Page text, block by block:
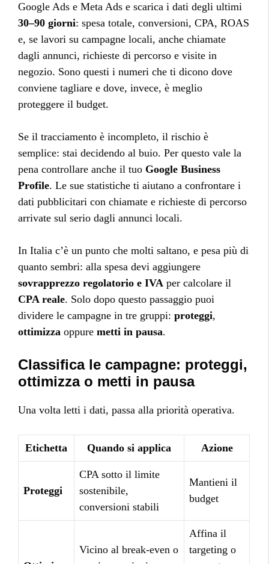
Google Ads e Meta Ads e scarica i dati degli ultimi
30–90 giorni: spesa totale, conversioni, CPA, ROAS
e, se lavori su campagne locali, anche chiamate
dagli annunci, richieste di percorso e visite in
negozio. Sono questi i numeri che ti dicono dove
conviene tagliare e dove, invece, è meglio
proteggere il budget.
Se il tracciamento è incompleto, il rischio è
semplice: stai decidendo al buio. Per questo vale la
pena controllare anche il tuo Google Business
Profile. Le sue statistiche ti aiutano a confrontare i
dati pubblicitari con chiamate e richieste di percorso
arrivate sul serio dagli annunci locali.
In Italia c’è un punto che molti saltano, e pesa più di
quanto sembri: alla spesa devi aggiungere
sovrapprezzo regolatorio e IVA per calcolare il
CPA reale. Solo dopo questo passaggio puoi
dividere le campagne in tre gruppi: proteggi,
ottimizza oppure metti in pausa.
Classifica le campagne: proteggi,
ottimizza o metti in pausa
Una volta letti i dati, passa alla priorità operativa.
Etichetta Quando si applica Azione
Proteggi
CPA sotto il limite
sostenibile,
conversioni stabili
Mantieni il
budget
Vicino al break-even o
Affina il
targeting o